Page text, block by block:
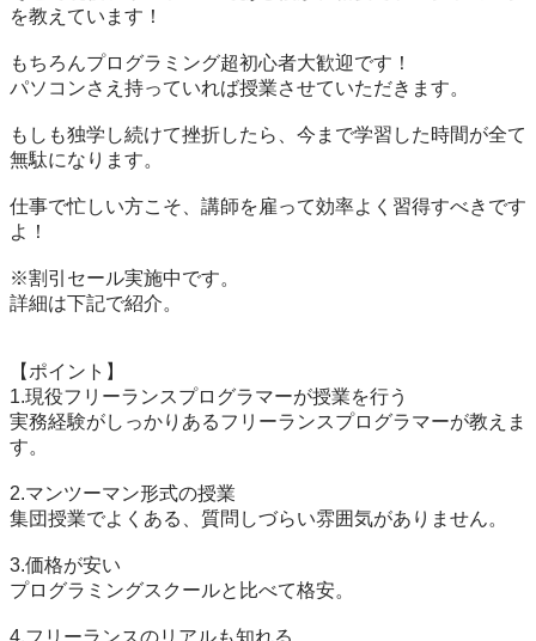
を教えています！
もちろんプログラミング超初心者大歓迎です！
パソコンさえ持っていれば授業させていただきます。
もしも独学し続けて挫折したら、今まで学習した時間が全て
無駄になります。
仕事で忙しい方こそ、講師を雇って効率よく習得すべきです
よ！
※割引セール実施中です。
詳細は下記で紹介。
【ポイント】
1.現役フリーランスプログラマーが授業を行う
実務経験がしっかりあるフリーランスプログラマーが教えま
す。
2.マンツーマン形式の授業
集団授業でよくある、質問しづらい雰囲気がありません。
3.価格が安い
プログラミングスクールと比べて格安。
4.フリーランスのリアルも知れる